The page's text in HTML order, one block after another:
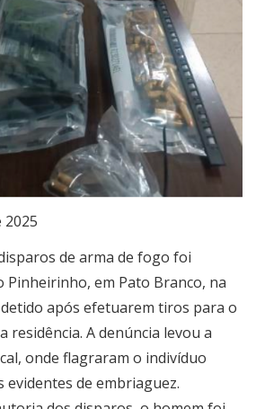
de arma de fogo foi
em Pato Branco, na
após efetuarem tiros para o
residência. A denúncia levou a
onde flagraram o indivíduo
de embriaguez.